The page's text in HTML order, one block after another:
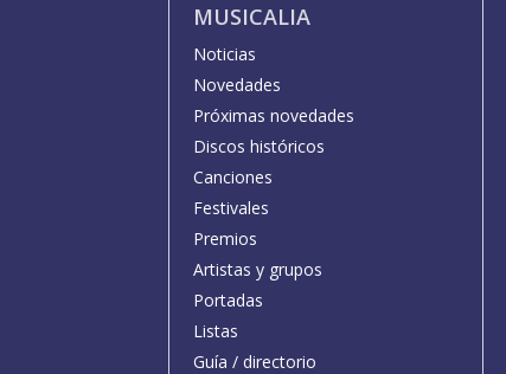
MUSICALIA
Noticias
Novedades
Próximas novedades
Discos históricos
Canciones
Festivales
Premios
Artistas y grupos
Portadas
Listas
Guía / directorio